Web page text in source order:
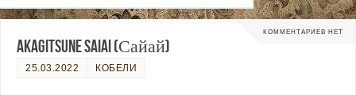
КОММЕНТАРИЕВ НЕТ
AKAGITSUNE SAIAI (Сайай)
25.03.2022 КОБЕЛИ